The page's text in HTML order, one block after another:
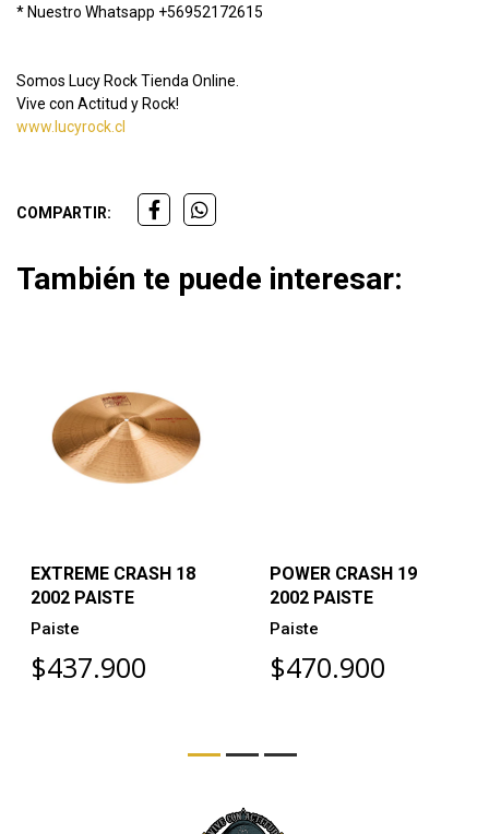
* Nuestro Whatsapp +56952172615
Somos Lucy Rock Tienda Online.
Vive con Actitud y Rock!
www.lucyrock.cl
COMPARTIR:
También te puede interesar:
EXTREME CRASH 18
2002 PAISTE
Paiste
$437.900
POWER CRASH 19
2002 PAISTE
Paiste
$470.900